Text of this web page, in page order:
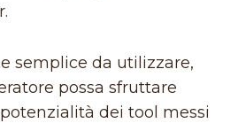
semplice da utilizzare,
possa sfruttare
dei tool messi